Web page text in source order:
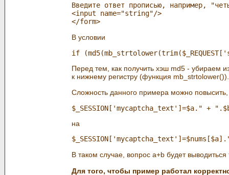
Введите ответ прописью, например,
<input name="string"/>
В условии
Перед тем, как получить хэш md5 - убираем
к нижнему регистру (функция mb_strtolower()).
Сложность данного примера можно
на
В таком случае, вопрос a+b будет
Для того, чтобы пример работал